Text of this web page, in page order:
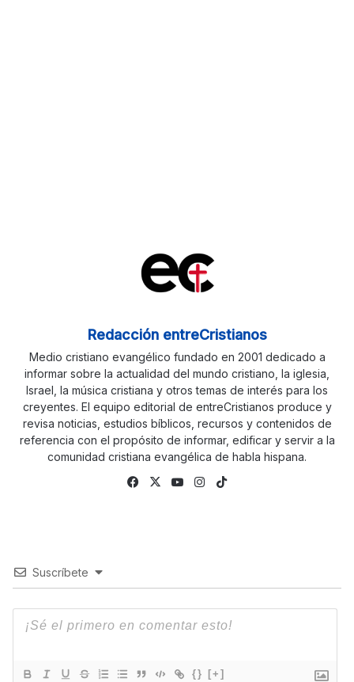
Redacción entreCristianos
Medio cristiano evangélico fundado en 2001 dedicado a
informar sobre la actualidad del mundo cristiano, la iglesia,
Israel, la música cristiana y otros temas de interés para los
creyentes. El equipo editorial de entreCristianos produce y
revisa noticias, estudios bíblicos, recursos y contenidos de
referencia con el propósito de informar, edificar y servir a la
comunidad cristiana evangélica de habla hispana.
Fa
X
Yo
Ins
Suscríbete
{} [+]